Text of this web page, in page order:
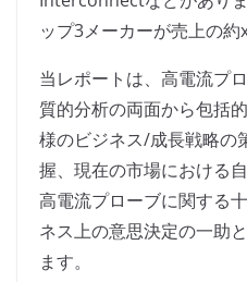
ップ3メーカーが売上の約
当レポートは、高電流プ
質的分析の両面から包括
様のビジネス/成長戦略の
握、現在の市場における
高電流プローブに関する
ネス上の意思決定の一助
ます。